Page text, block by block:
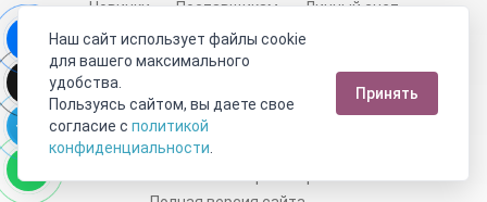
Новинки Поставщикам
Личный счет
Договор-оферта
О нас
Наши магазины
Отзывы покупателей
Сертификаты
Статьи
Обратная связь
Видео о камнях СОУТ
Телеграм
Max
Наш сайт использует файлы cookie
для вашего максимального
удобства.
Пользуясь сайтом, вы даете свое
согласие с политикой
конфиденциальности
Принять